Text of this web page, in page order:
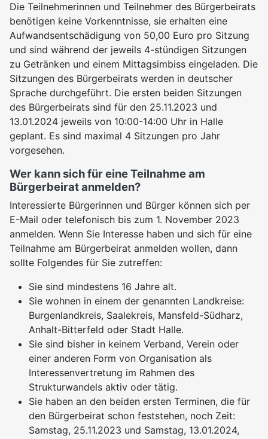
Die Teilnehmerinnen und Teilnehmer des Bürgerbeirats
benötigen keine Vorkenntnisse, sie erhalten eine
Aufwandsentschädigung von 50,00 Euro pro Sitzung
und sind während der jeweils 4-stündigen Sitzungen
zu Getränken und einem Mittagsimbiss eingeladen. Die
Sitzungen des Bürgerbeirats werden in deutscher
Sprache durchgeführt. Die ersten beiden Sitzungen
des Bürgerbeirats sind für den 25.11.2023 und
13.01.2024 jeweils von 10:00-14:00 Uhr in Halle
geplant. Es sind maximal 4 Sitzungen pro Jahr
vorgesehen.
Wer kann sich für eine Teilnahme am
Bürgerbeirat anmelden?
Interessierte Bürgerinnen und Bürger können sich per
E-Mail oder telefonisch bis zum 1. November 2023
anmelden. Wenn Sie Interesse haben und sich für eine
Teilnahme am Bürgerbeirat anmelden wollen, dann
sollte Folgendes für Sie zutreffen:
Sie sind mindestens 16 Jahre alt.
Sie wohnen in einem der genannten Landkreise:
Burgenlandkreis, Saalekreis, Mansfeld-Südharz,
Anhalt-Bitterfeld oder Stadt Halle.
Sie sind bisher in keinem Verband, Verein oder
einer anderen Form von Organisation als
Interessenvertretung im Rahmen des
Strukturwandels aktiv oder tätig.
Sie haben an den beiden ersten Terminen, die für
den Bürgerbeirat schon feststehen, noch Zeit:
Samstag, 25.11.2023 und Samstag, 13.01.2024,